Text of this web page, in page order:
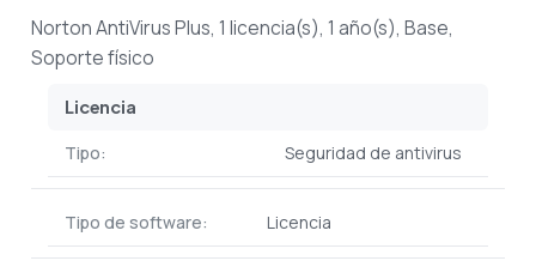
Norton AntiVirus Plus, 1 licencia(s), 1 año(s), Base,
Soporte físico
Licencia
Tipo: Seguridad de antivirus
Tipo de software: Licencia